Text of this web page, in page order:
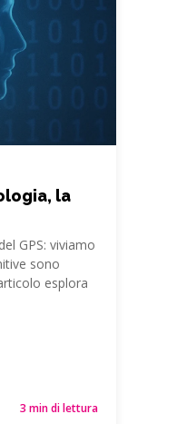
la
GPS: viviamo
sono
esplora
3 min di lettura